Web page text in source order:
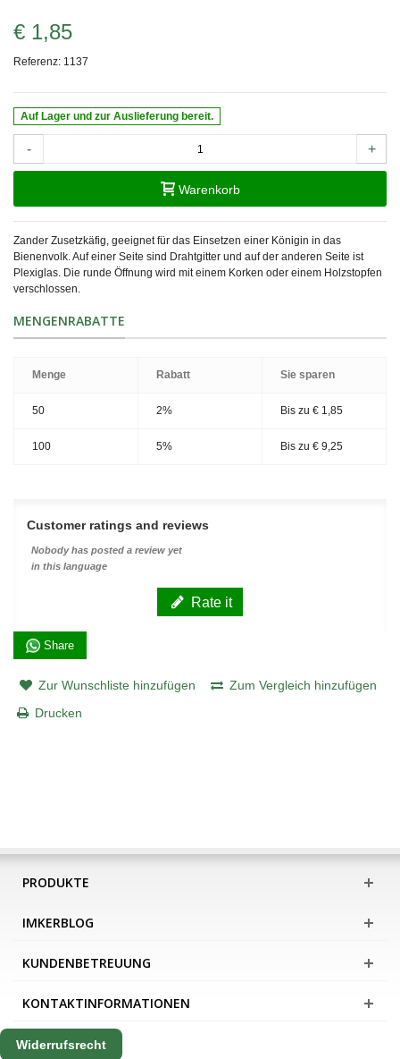
€ 1,85
Referenz: 1137
Auf Lager und zur Auslieferung bereit.
- +
Warenkorb
Zander Zusetzkäfig, geeignet für das Einsetzen einer Königin in das
Bienenvolk. Auf einer Seite sind Drahtgitter und auf der anderen Seite ist
Plexiglas. Die runde Öffnung wird mit einem Korken oder einem Holzstopfen
verschlossen.
MENGENRABATTE
Menge Rabatt Sie sparen
50 2% Bis zu € 1,85
100 5% Bis zu € 9,25
Customer ratings and reviews
Nobody has posted a review yet
in this language
Rate it
Share
Zur Wunschliste hinzufügen
Zum Vergleich hinzufügen
Drucken
PRODUKTE
IMKERBLOG
KUNDENBETREUUNG
KONTAKTINFORMATIONEN
Widerrufsrecht